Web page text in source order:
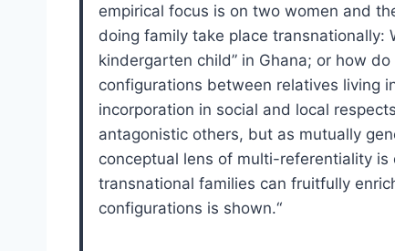
empirical focus is on two women and
doing family take place transnationally:
kindergarten child” in Ghana; or how
configurations between relatives living
incorporation in social and local
antagonistic others, but as mutually
conceptual lens of multi-referentiality
transnational families can fruitfully
configurations is shown.“